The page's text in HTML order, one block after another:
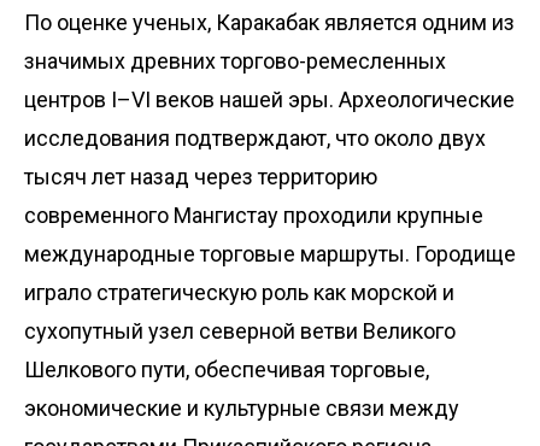
По оценке ученых, Каракабак является одним из
значимых древних торгово-ремесленных
центров I–VI веков нашей эры. Археологические
исследования подтверждают, что около двух
тысяч лет назад через территорию
современного Мангистау проходили крупные
международные торговые маршруты. Городище
играло стратегическую роль как морской и
сухопутный узел северной ветви Великого
Шелкового пути, обеспечивая торговые,
экономические и культурные связи между